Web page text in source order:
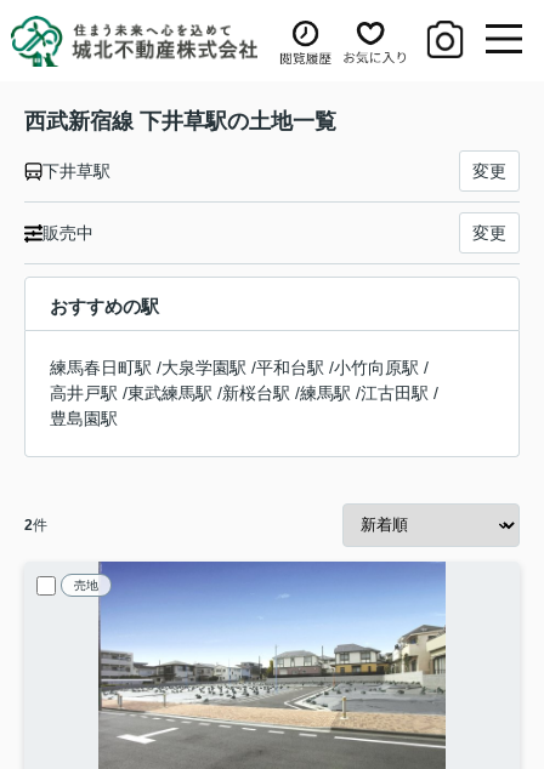
西武新宿線 下井草駅の土地一覧
下井草駅 変更
販売中 変更
おすすめの駅
練馬春日町駅 /大泉学園駅 /平和台駅 /小竹向原駅 /
高井戸駅 /東武練馬駅 /新桜台駅 /練馬駅 /江古田駅 /
豊島園駅
2件
売地